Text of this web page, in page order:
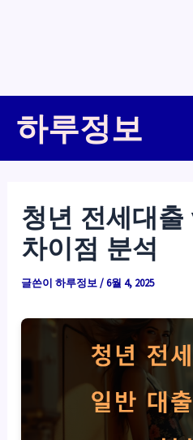
하루정보
청년 전세대
차이점 분석
글쓴이하루정보/6월 4, 2025